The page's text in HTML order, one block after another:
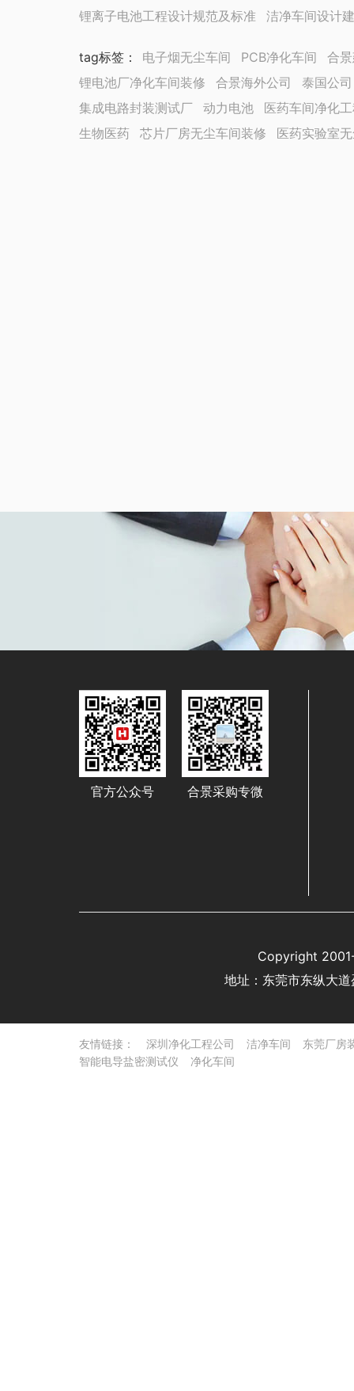
锂离子电池工程设计规范及标准 洁净车间设计
tag标签 ： 电子烟无尘车间 PCB净化车间
合
锂电池厂净化车间装修
合景海外公司
泰国公司
集成电路封装测试厂
动力电池
医药车间净化
生物医药
芯片厂房无尘车间装修 医药实验室
官方公众号 合景采购专微
Copyright
地址：东莞市东纵大
友情链接： 深圳净化工程公司 洁净车间
东莞厂房
智能电导盐密测试仪
净化车间